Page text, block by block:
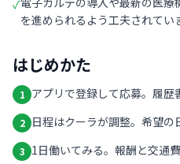
✓
を進められるよう工夫されてい
はじめかた
1 アプリで登録して応募。履歴
2 日程はクーラが調整。希望の
3 1日働いてみる。報酬と交通